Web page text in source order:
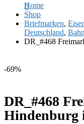
Home
Shop
Briefmarken,
Deutschland,
DR_#468
-69%
DR_#468
Hindenburg